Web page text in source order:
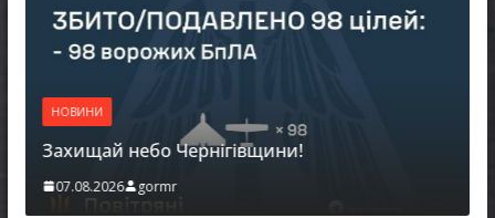
НОВИНИ
Захищай небо Чернігівщини!
07.08.2026 gormr